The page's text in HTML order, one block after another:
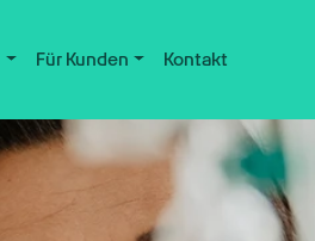
Für Kunden Kontakt